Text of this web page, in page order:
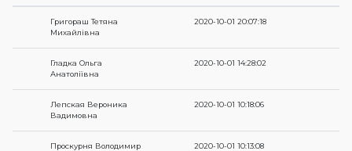
Григораш Тетяна
Михайлівна
2020-10-01 20:07:18
Гладка Ольга
Анатоліївна
2020-10-01 14:28:02
Лепская Вероника
Вадимовна
2020-10-01 10:18:06
Проскурня Володимир
2020-10-01 10:13:08